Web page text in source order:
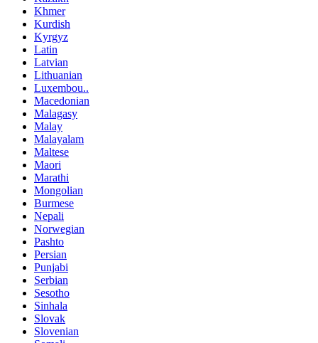
Khmer
Kurdish
Kyrgyz
Latin
Latvian
Lithuanian
Luxembou..
Macedonian
Malagasy
Malay
Malayalam
Maltese
Maori
Marathi
Mongolian
Burmese
Nepali
Norwegian
Pashto
Persian
Punjabi
Serbian
Sesotho
Sinhala
Slovak
Slovenian